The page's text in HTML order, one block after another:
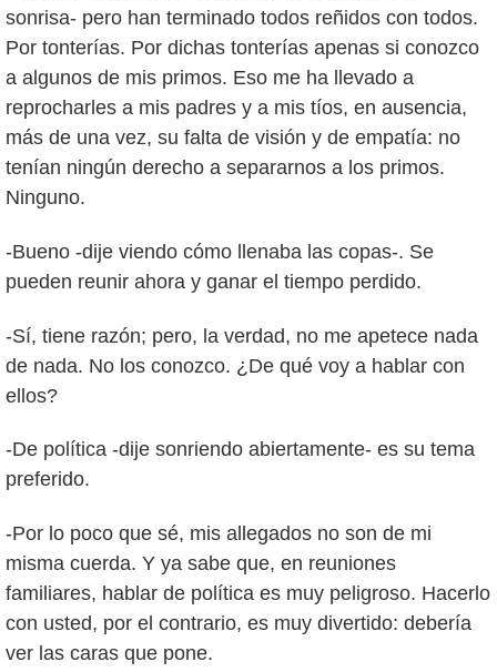
sonrisa- pero han terminado todos reñidos con todos.
Por tonterías. Por dichas tonterías apenas si conozco
a algunos de mis primos. Eso me ha llevado a
reprocharles a mis padres y a mis tíos, en ausencia,
más de una vez, su falta de visión y de empatía: no
tenían ningún derecho a separarnos a los primos.
Ninguno.
-Bueno -dije viendo cómo llenaba las copas-. Se
pueden reunir ahora y ganar el tiempo perdido.
-Sí, tiene razón; pero, la verdad, no me apetece nada
de nada. No los conozco. ¿De qué voy a hablar con
ellos?
-De política -dije sonriendo abiertamente- es su tema
preferido.
-Por lo poco que sé, mis allegados no son de mi
misma cuerda. Y ya sabe que, en reuniones
familiares, hablar de política es muy peligroso. Hacerlo
con usted, por el contrario, es muy divertido: debería
ver las caras que pone.